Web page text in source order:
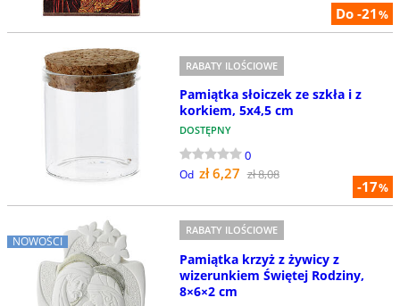
Do -21%
-17%
RABATY ILOŚCIOWE
Pamiątka słoiczek ze szkła i z
korkiem, 5x4,5 cm
DOSTĘPNY
0
Od zł 6,27 zł 8,08
NOWOŚCI
RABATY ILOŚCIOWE
Pamiątka krzyż z żywicy z
wizerunkiem Świętej Rodziny,
8×6×2 cm